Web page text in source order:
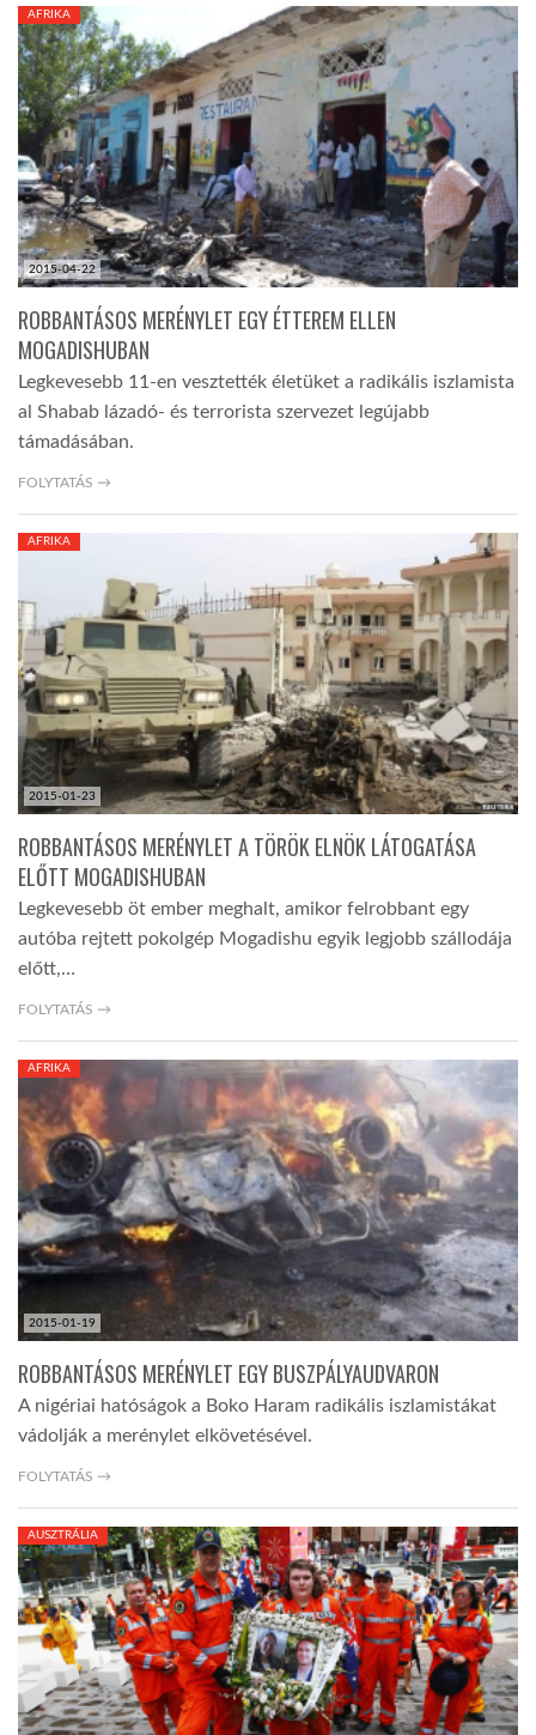
GLOBOZSARU
DOBRAVERO.HU
LATIMO.HU
GLOBOBOOK
2015-04-22
AFRIKA
ROBBANTÁSOS MERÉNYLET EGY ÉTTEREM ELLEN
MOGADISHUBAN
Legkevesebb 11-en vesztették életüket a radikális iszlamista
al Shabab lázadó- és terrorista szervezet legújabb
támadásában.
FOLYTATÁS →
2015-01-23
AFRIKA
ROBBANTÁSOS MERÉNYLET A TÖRÖK ELNÖK LÁTOGATÁSA
ELŐTT MOGADISHUBAN
Legkevesebb öt ember meghalt, amikor felrobbant egy
autóba rejtett pokolgép Mogadishu egyik legjobb szállodája
előtt,…
FOLYTATÁS →
2015-01-19
AFRIKA
ROBBANTÁSOS MERÉNYLET EGY BUSZPÁLYAUDVARON
A nigériai hatóságok a Boko Haram radikális iszlamistákat
vádolják a merénylet elkövetésével.
FOLYTATÁS →
AUSZTRÁLIA